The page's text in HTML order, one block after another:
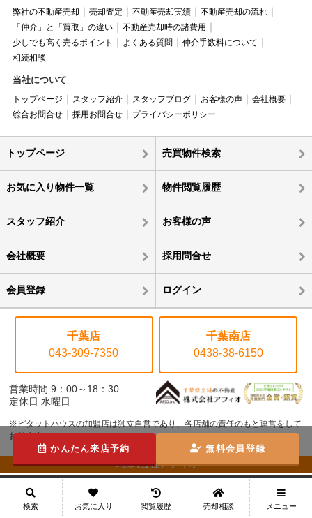
弊社の不動産売却 売却査定 不動産売却実績
不動産売却の流れ
「仲介」と「買取」の違い
不動産売却時の諸費用
少しでも高く売るポイント
よくある質問
仲介手数料について
相続相談
当社について
トップページ スタッフ紹介 スタッフブログ お客様の声
会社概要
総合お問合せ
採用お問合せ プライバシーポリシー
トップページ 売買物件検索
お気に入り物件一覧 物件閲覧履歴
スタッフ紹介 お客様の声
会社概要 採用問合せ
会員登録 ログイン
千葉店
043-309-7350
千葉南店
0438-38-6150
営業時間 9：00～18：30
定休日 水曜日
※ピタットハウスの加盟店は独立自営であり、各店舗の責任のもと運営をして
おります。
©株式会社アフィオ
かんたん来店予約 無料会員登録
検索 お気に入り 閲覧履歴 売却相談 メニュー